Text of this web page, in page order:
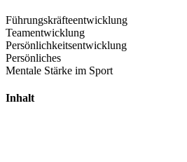
Führungskräfte­entwicklung
Team­entwicklung
Persönlichkeits­entwicklung
Persönliches
Mentale Stärke im Sport
Inhalt